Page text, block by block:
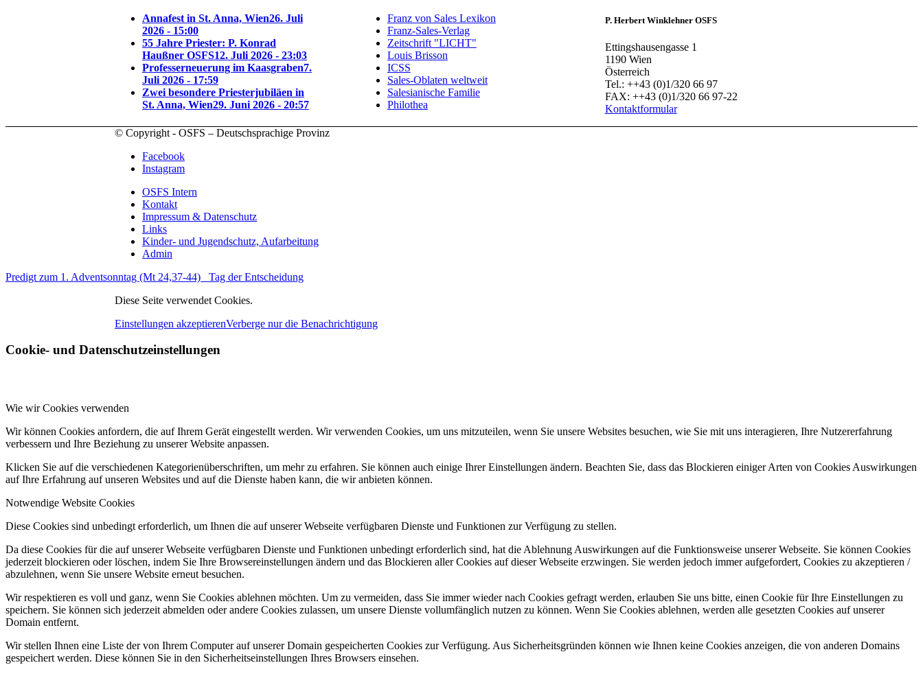
Annafest in St. Anna, Wien26. Juli
2026 - 15:00
55 Jahre Priester: P. Konrad
Haußner OSFS12. Juli 2026 - 23:03
Professerneuerung im Kaasgraben7.
Juli 2026 - 17:59
Zwei besondere Priesterjubiläen in
St. Anna, Wien29. Juni 2026 - 20:57
Franz von Sales Lexikon
Franz-Sales-Verlag
Zeitschrift "LICHT"
Louis Brisson
ICSS
Sales-Oblaten weltweit
Salesianische Familie
Philothea
P. Herbert Winklehner OSFS
Ettingshausengasse 1
1190 Wien
Österreich
Tel.: ++43 (0)1/320 66 97
FAX: ++43 (0)1/320 66 97-22
Kontaktformular
© Copyright - OSFS – Deutschsprachige Provinz
Facebook
Instagram
OSFS Intern
Kontakt
Impressum & Datenschutz
Links
Kinder- und Jugendschutz, Aufarbeitung
Admin
Predigt zum 1. Adventsonntag (Mt 24,37-44)
Tag der Entscheidung
Diese Seite verwendet Cookies.
Einstellungen akzeptierenVerberge nur die Benachrichtigung
Cookie- und Datenschutzeinstellungen
Wie wir Cookies verwenden
Wir können Cookies anfordern, die auf Ihrem Gerät eingestellt werden. Wir verwenden Cookies, um uns mitzuteilen, wenn Sie unsere Websites besuchen, wie Sie mit uns interagieren, Ihre Nutzererfahrung
verbessern und Ihre Beziehung zu unserer Website anpassen.
Klicken Sie auf die verschiedenen Kategorienüberschriften, um mehr zu erfahren. Sie können auch einige Ihrer Einstellungen ändern. Beachten Sie, dass das Blockieren einiger Arten von Cookies Auswirkungen
auf Ihre Erfahrung auf unseren Websites und auf die Dienste haben kann, die wir anbieten können.
Notwendige Website Cookies
Diese Cookies sind unbedingt erforderlich, um Ihnen die auf unserer Webseite verfügbaren Dienste und Funktionen zur Verfügung zu stellen.
Da diese Cookies für die auf unserer Webseite verfügbaren Dienste und Funktionen unbedingt erforderlich sind, hat die Ablehnung Auswirkungen auf die Funktionsweise unserer Webseite. Sie können Cookies
jederzeit blockieren oder löschen, indem Sie Ihre Browsereinstellungen ändern und das Blockieren aller Cookies auf dieser Webseite erzwingen. Sie werden jedoch immer aufgefordert, Cookies zu akzeptieren /
abzulehnen, wenn Sie unsere Website erneut besuchen.
Wir respektieren es voll und ganz, wenn Sie Cookies ablehnen möchten. Um zu vermeiden, dass Sie immer wieder nach Cookies gefragt werden, erlauben Sie uns bitte, einen Cookie für Ihre Einstellungen zu
speichern. Sie können sich jederzeit abmelden oder andere Cookies zulassen, um unsere Dienste vollumfänglich nutzen zu können. Wenn Sie Cookies ablehnen, werden alle gesetzten Cookies auf unserer
Domain entfernt.
Wir stellen Ihnen eine Liste der von Ihrem Computer auf unserer Domain gespeicherten Cookies zur Verfügung. Aus Sicherheitsgründen können wie Ihnen keine Cookies anzeigen, die von anderen Domains
gespeichert werden. Diese können Sie in den Sicherheitseinstellungen Ihres Browsers einsehen.